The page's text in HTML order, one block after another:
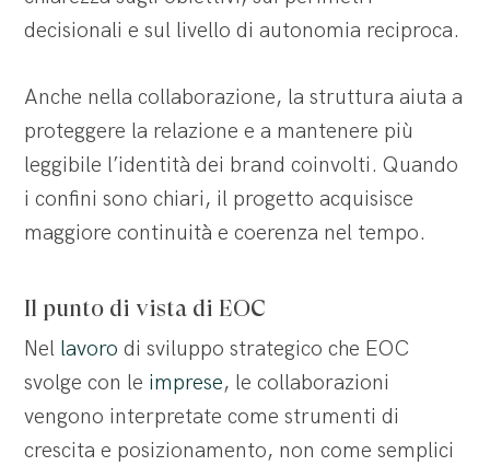
decisionali e sul livello di autonomia reciproca.
Anche nella collaborazione, la struttura aiuta a
proteggere la relazione e a mantenere più
leggibile l’identità dei brand coinvolti. Quando
i confini sono chiari, il progetto acquisisce
maggiore continuità e coerenza nel tempo.
Il punto di vista di EOC
Nel lavoro di sviluppo strategico che EOC
svolge con le imprese, le collaborazioni
vengono interpretate come strumenti di
crescita e posizionamento, non come semplici